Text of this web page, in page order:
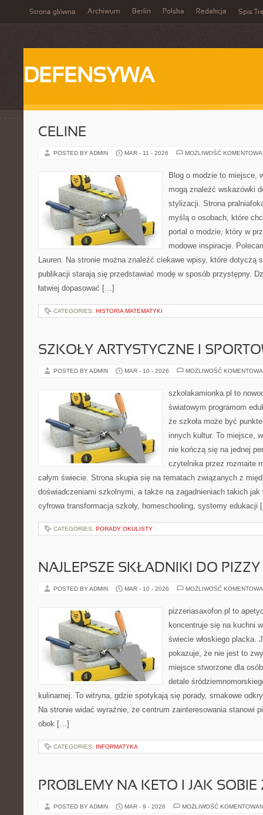
Strona główna Archiwum Berlin Polska Redakcja Spis
DEFENSYWA
CELINE
POSTED BY ADMIN MAR - 11 - 2026 MOŻLIWOŚĆ
Blog o modzie to miejsce,
mogą znaleźć wskazówki
stylizacji. Strona
myślą o osobach, które
portal o modzie, który w
modowe inspiracje.
Lauren. Na stronie można znaleźć ciekawe wpisy, które dotyczą
publikacji starają się przedstawiać modę w sposób przystępny.
łatwiej dopasować […]
CATEGORIES: HISTORIA MATEMATYKI
SZKOŁY ARTYSTYCZNE I
POSTED BY ADMIN MAR - 10 - 2026 MOŻLIWOŚĆ
szkolakamionka.pl to
światowym programom
że szkoła może być
innych kultur. To miejsce,
nie kończą się na jednej
czytelnika przez rozmaite
całym świecie. Strona skupia się na tematach związanych z
doświadczeniami szkolnymi, a także na zagadnieniach takich jak
cyfrowa transformacja szkoły, homeschooling, systemy edukacji
CATEGORIES: PORADY OKULISTY
NAJLEPSZE SKŁADNIKI DO PIZZY
POSTED BY ADMIN MAR - 10 - 2026 MOŻLIWOŚĆ
pizzeriasaxofon.pl to
koncentruje się na kuchni
świecie włoskiego placka.
pokazuje, że nie jest to
miejsce stworzone dla
detale
kulinarnej. To witryna, gdzie spotykają się porady, smakowe
Na stronie widać wyraźnie, że centrum zainteresowania stanowi
obok […]
CATEGORIES: INFORMATYKA
PROBLEMY NA KETO I JAK
POSTED BY ADMIN MAR - 9 - 2026 MOŻLIWOŚĆ